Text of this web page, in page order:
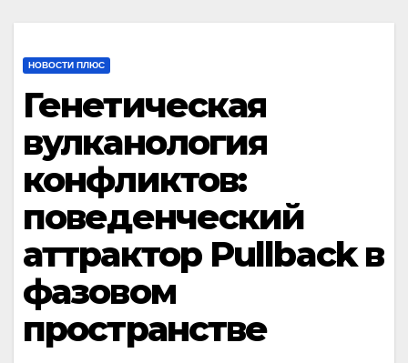
НОВОСТИ ПЛЮС
Генетическая
вулканология
конфликтов:
поведенческий
аттрактор Pullback в
фазовом
пространстве